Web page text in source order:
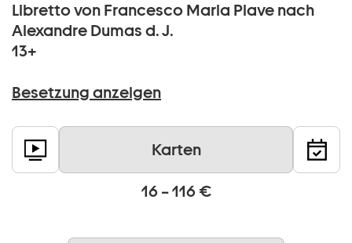
Libretto von Francesco Maria Piave nach
Alexandre Dumas d. J.
13+
Besetzung anzeigen
Karten
16 – 116 €